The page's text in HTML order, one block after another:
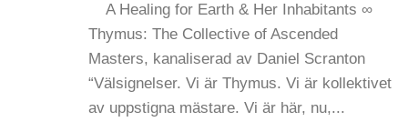
A Healing for Earth & Her Inhabitants ∞
Thymus: The Collective of Ascended
Masters, kanaliserad av Daniel Scranton
“Välsignelser. Vi är Thymus. Vi är kollektivet
av uppstigna mästare. Vi är här, nu,...